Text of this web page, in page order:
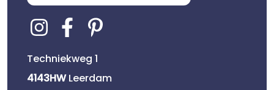
Techniekweg 1
4143HWLeerdam